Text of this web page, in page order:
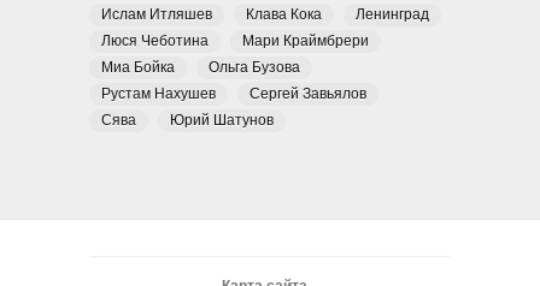
Ислам Итляшев
Клава Кока
Ленинград
Люся Чеботина
Мари Краймбрери
Миа Бойка
Ольга Бузова
Рустам Нахушев
Сергей Завьялов
Сява
Юрий Шатунов